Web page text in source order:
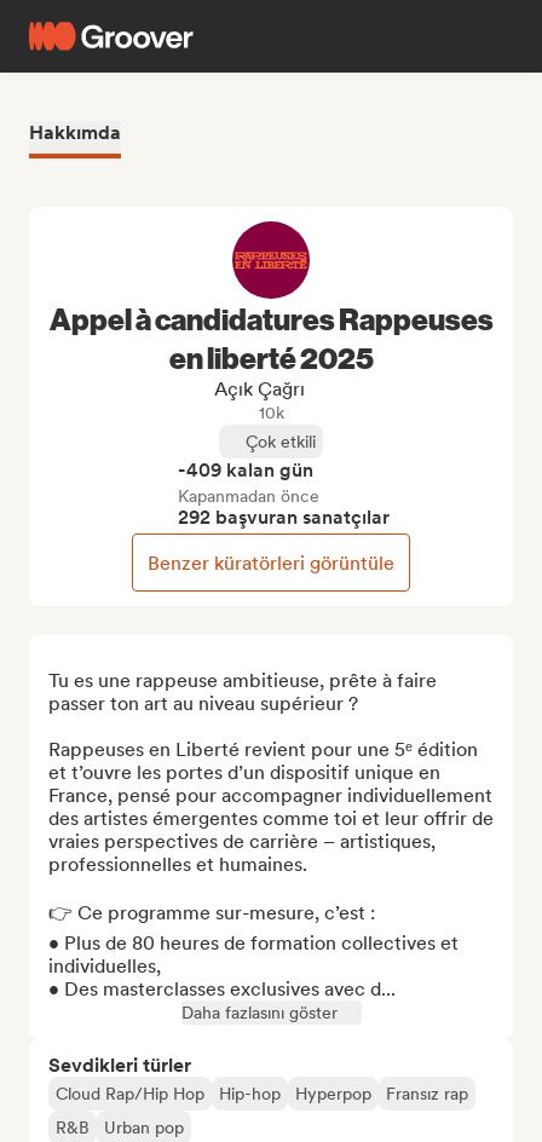
Hakkımda
Tu es une rappeuse ambitieuse, prête à faire
passer ton art au niveau supérieur ?
Rappeuses en Liberté revient pour une 5ᵉ édition
et t’ouvre les portes d’un dispositif unique en
France, pensé pour accompagner individuellement
des artistes émergentes comme toi et leur offrir de
vraies perspectives de carrière – artistiques,
professionnelles et humaines.
👉 Ce programme sur-mesure, c’est :
• Plus de 80 heures de formation collectives et
individuelles,
• Des masterclasses exclusives avec d...
Daha fazlasını göster
Sevdikleri türler
Cloud Rap/Hip Hop Hip-hop Hyperpop
Fransız rap
R&B
Urban pop
Appel à candidatures Rappeuses
en liberté 2025
Açık Çağrı
10k
Çok etkili
-409 kalan gün
Kapanmadan önce
292 başvuran sanatçılar
Benzer küratörleri görüntüle